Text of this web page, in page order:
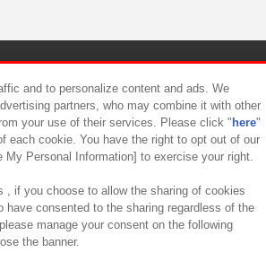
について カスタマーハラスメント対応方針
and to personalize content and ads. We
partners, who may combine it with other
your use of their services. Please click " here"
each cookie. You have the right to opt out of our
Personal Information] to exercise your right.
, if you choose to allow the sharing of cookies
have consented to the sharing regardless of the
manage your consent on the following
the banner.